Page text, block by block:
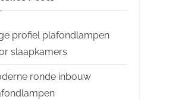
profiel plafondlampen
slaapkamers
ronde inbouw